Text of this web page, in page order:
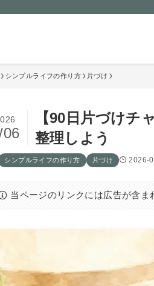
シンプルライフの作り方 片づけ
【90日片づけ
整理しよう
06
シンプルライフの作り方 片づけ 2026-
当ページのリンクには広告が含ま